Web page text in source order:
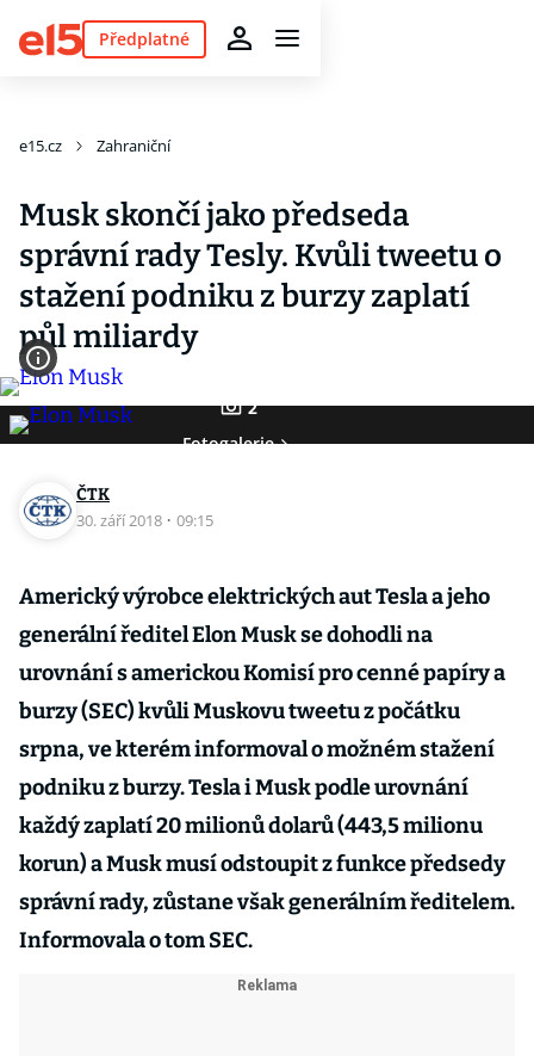
Předplatné
e15.cz Zahraniční
Musk skončí jako předseda
správní rady Tesly. Kvůli tweetu o
stažení podniku z burzy zaplatí
půl miliardy
2
Fotogalerie
ČTK
30. září 2018 · 09:15
Americký výrobce elektrických aut Tesla a jeho
generální ředitel Elon Musk se dohodli na
urovnání s americkou Komisí pro cenné papíry a
burzy (SEC) kvůli Muskovu tweetu z počátku
srpna, ve kterém informoval o možném stažení
podniku z burzy. Tesla i Musk podle urovnání
každý zaplatí 20 milionů dolarů (443,5 milionu
korun) a Musk musí odstoupit z funkce předsedy
správní rady, zůstane však generálním ředitelem.
Informovala o tom SEC.